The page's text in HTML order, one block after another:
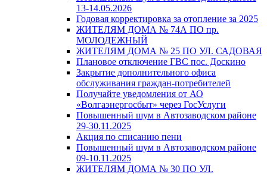
13-14.05.2026
Годовая корректировка за отопление за 2025
ЖИТЕЛЯМ ДОМА № 74А ПО пр.
МОЛОДЕЖНЫЙ
ЖИТЕЛЯМ ДОМА № 25 ПО УЛ. САДОВАЯ
Плановое отключение ГВС пос. Доскино
Закрытие дополнительного офиса
обслуживания граждан-потребителей
Получайте уведомления от АО
«Волгаэнергосбыт» через ГосУслуги
Повышенный шум в Автозаводском районе
29-30.11.2025
Акция по списанию пени
Повышенный шум в Автозаводском районе
09-10.11.2025
ЖИТЕЛЯМ ДОМА № 30 ПО УЛ.